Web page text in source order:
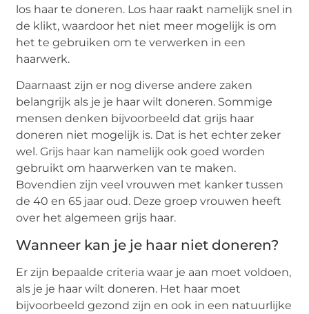
los haar te doneren. Los haar raakt namelijk snel in
de klikt, waardoor het niet meer mogelijk is om
het te gebruiken om te verwerken in een
haarwerk.
Daarnaast zijn er nog diverse andere zaken
belangrijk als je je haar wilt doneren. Sommige
mensen denken bijvoorbeeld dat grijs haar
doneren niet mogelijk is. Dat is het echter zeker
wel. Grijs haar kan namelijk ook goed worden
gebruikt om haarwerken van te maken.
Bovendien zijn veel vrouwen met kanker tussen
de 40 en 65 jaar oud. Deze groep vrouwen heeft
over het algemeen grijs haar.
Wanneer kan je je haar niet doneren?
Er zijn bepaalde criteria waar je aan moet voldoen,
als je je haar wilt doneren. Het haar moet
bijvoorbeeld gezond zijn en ook in een natuurlijke